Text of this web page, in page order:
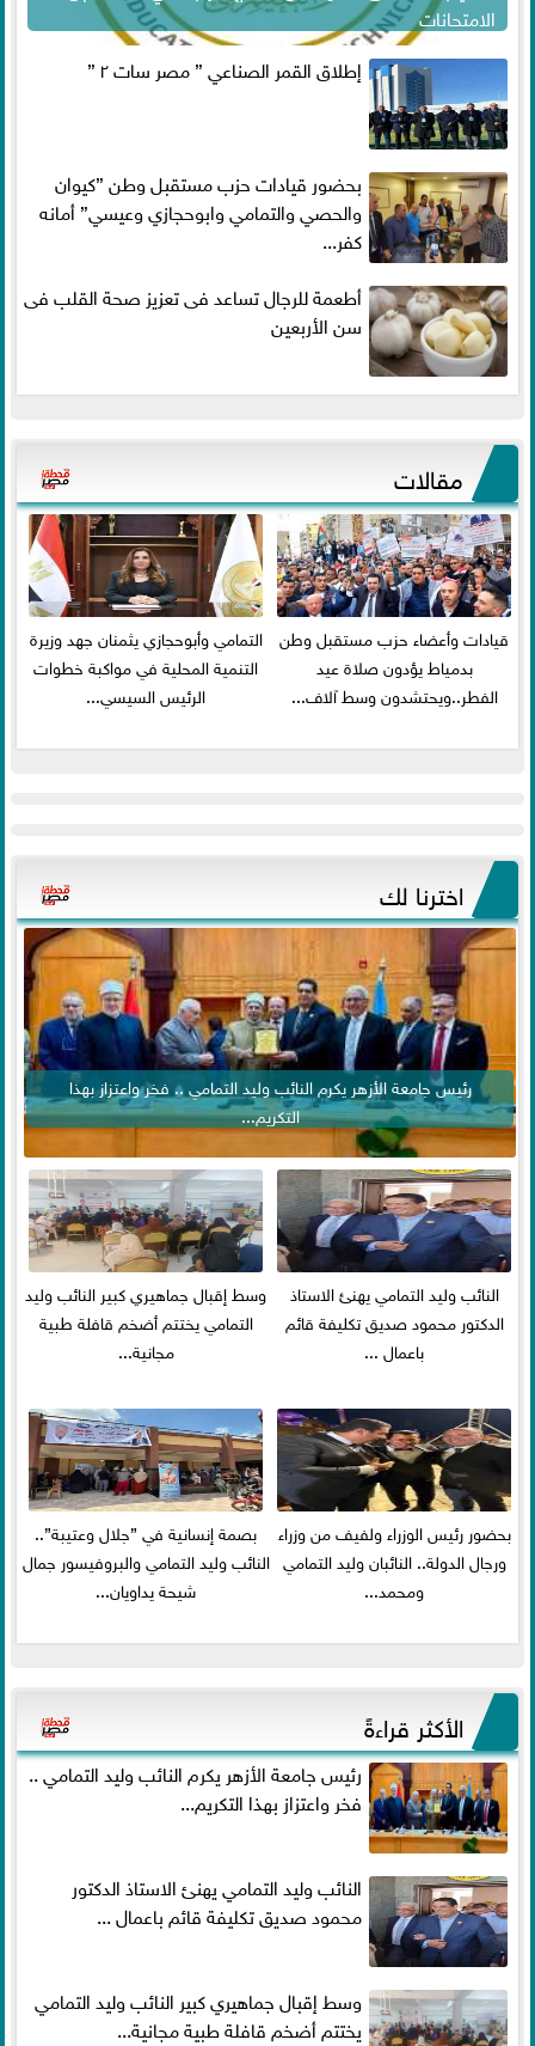
الامتحانات
إطلاق القمر الصناعي ” مصر سات ٢ ”
بحضور قيادات حزب مستقبل وطن ”كيوان
والحصي والتمامي وابوحجازي وعيسي” أمانه
كفر...
أطعمة للرجال تساعد فى تعزيز صحة القلب فى
سن الأربعين
مقالات
قيادات وأعضاء حزب مستقبل وطن
بدمياط يؤدون صلاة عيد
الفطر..ويحتشدون وسط آلاف...
التمامي وأبوحجازي يثمنان جهد وزيرة
التنمية المحلية في مواكبة خطوات
الرئيس السيسي...
اخترنا لك
رئيس جامعة الأزهر يكرم النائب وليد التمامي .. فخر واعتزاز بهذا
التكريم...
النائب وليد التمامي يهنئ الاستاذ
الدكتور محمود صديق تكليفة قائم
باعمال ...
وسط إقبال جماهيري كبير النائب وليد
التمامي يختتم أضخم قافلة طبية
مجانية...
بحضور رئيس الوزراء ولفيف من وزراء
ورجال الدولة.. النائبان وليد التمامي
ومحمد...
بصمة إنسانية في ”جلال وعتيبة”..
النائب وليد التمامي والبروفيسور جمال
شيحة يداويان...
الأكثر قراءةً
رئيس جامعة الأزهر يكرم النائب وليد التمامي ..
فخر واعتزاز بهذا التكريم...
النائب وليد التمامي يهنئ الاستاذ الدكتور
محمود صديق تكليفة قائم باعمال ...
وسط إقبال جماهيري كبير النائب وليد التمامي
يختتم أضخم قافلة طبية مجانية...